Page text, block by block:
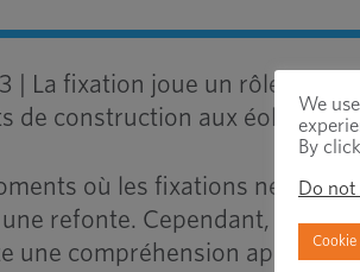
| La fixation joue un rôle
de construction aux éoliennes.
où les fixations ne
refonte. Cependant, la
une compréhension
We
By
Do
Cookie